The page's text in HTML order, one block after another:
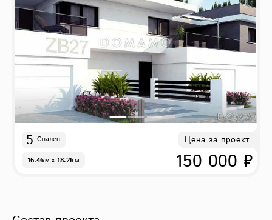
5 Спален
16.46м x 18.26м
Цена за проект
150 000 ₽